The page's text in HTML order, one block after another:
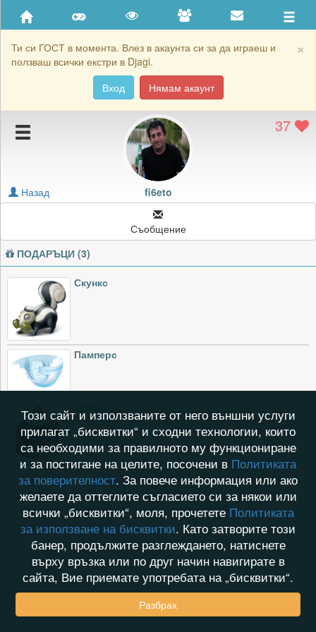
×
Ти си ГОСТ в момента. Влез в акаунта си за да играеш и
ползваш всички екстри в Djagi.
Вход
Нямам акаунт
Приятели
Хронология на игри
Подаръците на fi6eto
Блокирай fi6eto
37
fi6eto
Назад
Съобщение
ПОДАРЪЦИ (3)
Скункс
Памперс
Този сайт и използваните от него външни услуги
прилагат „бисквитки“ и сходни технологии, които
са необходими за правилното му функциониране
и за постигане на целите, посочени в Политиката
за поверителност. За повече информация или ако
желаете да оттеглите съгласието си за някои или
всички „бисквитки“, моля, прочетете Политиката
за използване на бисквитки. Като затворите този
банер, продължите разглеждането, натиснете
върху връзка или по друг начин навигирате в
сайта, Вие приемате употребата на „бисквитки“.
Разбрах